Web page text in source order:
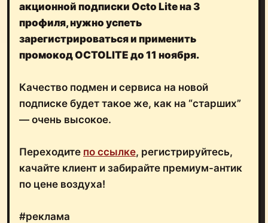
акционной подписки Octo Lite на 3
профиля, нужно успеть
зарегистрироваться и применить
промокод OCTOLITE до 11 ноября.
Качество подмен и сервиса на новой
подписке будет такое же, как на “старших”
— очень высокое.
Переходите по ссылке, регистрируйтесь,
качайте клиент и забирайте премиум-антик
по цене воздуха!
#реклама